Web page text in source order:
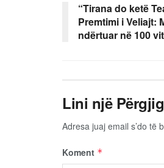
“Tirana do ketë
Premtimi i Veliajt:
ndërtuar në 100
Lini një
Adresa juaj email s’do të
Koment *